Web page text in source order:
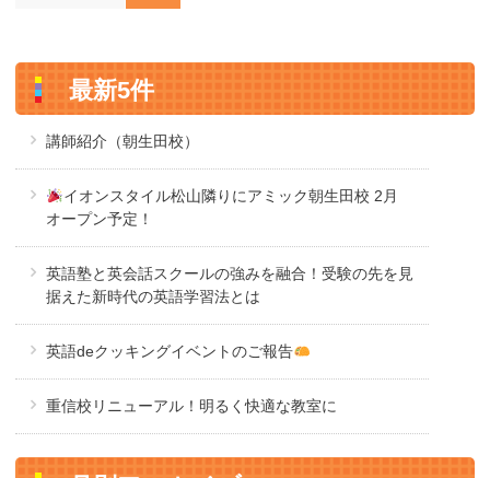
最新5件
講師紹介（朝生田校）
イオンスタイル松山隣りにアミック朝生田校 2月
オープン予定！
英語塾と英会話スクールの強みを融合！受験の先を見
据えた新時代の英語学習法とは
英語deクッキングイベントのご報告
重信校リニューアル！明るく快適な教室に